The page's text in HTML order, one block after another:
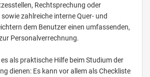
Rechtsprechung oder
zahlreiche interne Quer- und
dem Benutzer einen umfassenden,
Personalverrechnung.
als praktische Hilfe beim Studium der
dienen: Es kann vor allem als Checkliste